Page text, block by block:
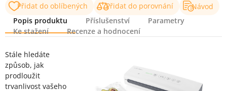
Přidat do oblíbených Přidat do porovnání
Návod
Popis produktu
Příslušenství
Parametry
Ke stažení
Recenze a hodnocení
Popis produktu
Stále hledáte
způsob, jak
prodloužit
trvanlivost vašeho